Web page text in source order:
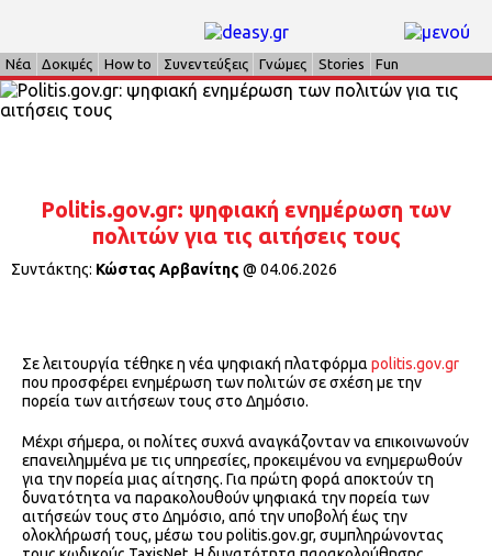
Νέα Δοκιμές How to Συνεντεύξεις Γνώμες Stories Fun
Politis.gov.gr: ψηφιακή ενημέρωση των
πολιτών για τις αιτήσεις τους
Συντάκτης: Κώστας Αρβανίτης @ 04.06.2026
Σε λειτουργία τέθηκε η νέα ψηφιακή πλατφόρμα politis.gov.gr
που προσφέρει ενημέρωση των πολιτών σε σχέση με την
πορεία των αιτήσεων τους στο Δημόσιο.
Μέχρι σήμερα, οι πολίτες συχνά αναγκάζονταν να επικοινωνούν
επανειλημμένα με τις υπηρεσίες, προκειμένου να ενημερωθούν
για την πορεία μιας αίτησης. Για πρώτη φορά αποκτούν τη
δυνατότητα να παρακολουθούν ψηφιακά την πορεία των
αιτήσεών τους στο Δημόσιο, από την υποβολή έως την
ολοκλήρωσή τους, μέσω του politis.gov.gr, συμπληρώνοντας